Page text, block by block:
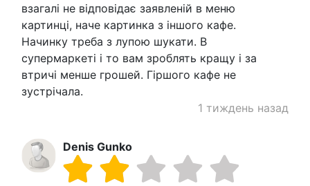
взагалі не відповідає заявленій в меню
картинці, наче картинка з іншого кафе.
Начинку треба з лупою шукати. В
супермаркеті і то вам зроблять кращу і за
втричі менше грошей. Гіршого кафе не
зустрічала.
1 тиждень назад
Denis Gunko